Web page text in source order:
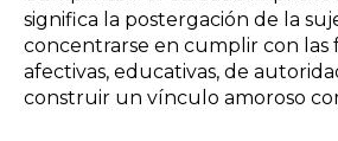
significa la postergación de la
concentrarse en cumplir con las
afectivas, educativas, de
construir un vínculo amoroso